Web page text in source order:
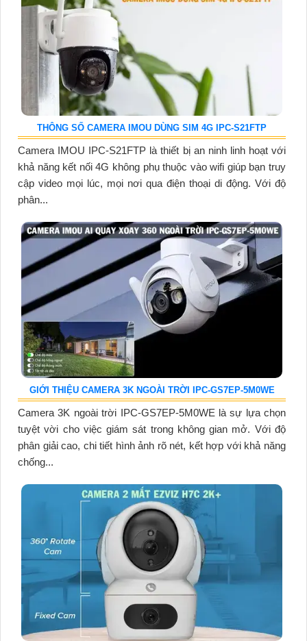
THÔNG SỐ CAMERA IMOU DÙNG SIM 4G IPC-S21FTP
Camera IMOU IPC-S21FTP là thiết bị an ninh linh hoạt với
khả năng kết nối 4G không phụ thuộc vào wifi giúp bạn truy
cập video mọi lúc, mọi nơi qua điện thoại di động. Với độ
phân...
GIỚI THIỆU CAMERA 3K NGOÀI TRỜI IPC-GS7EP-5M0WE
Camera 3K ngoài trời IPC-GS7EP-5M0WE là sự lựa chọn
tuyệt vời cho việc giám sát trong không gian mở. Với độ
phân giải cao, chi tiết hình ảnh rõ nét, kết hợp với khả năng
chống...